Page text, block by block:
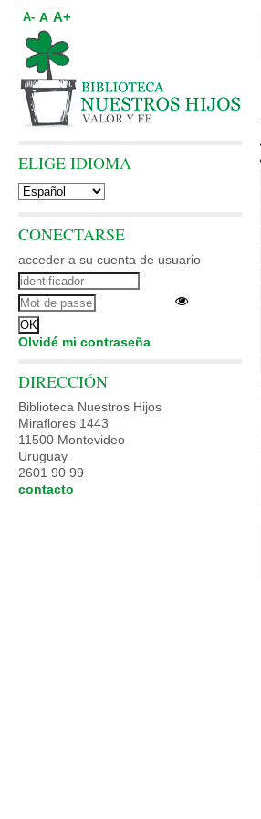
A- A A+
ELIGE IDIOMA
CONECTARSE
acceder a su cuenta de usuario
Olvidé mi contraseña
DIRECCIÓN
Biblioteca Nuestros Hijos
Miraflores 1443
11500 Montevideo
Uruguay
2601 90 99
contacto